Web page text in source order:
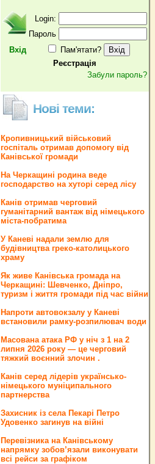
Вхід
Login:
Пароль
Пам'ятати?
Реєстрація
Забули пароль?
Нові теми:
Кропивницький військовий
госпіталь отримав допомогу від
Канівської громади
На Черкащині родина веде
господарство на хуторі серед лісу
Канів отримав черговий
гуманітарний вантаж від німецького
міста-побратима
У Каневі надали землю для
будівництва греко‐католицького
храму
Як живе Канівська громада на
Черкащині: Шевченко, Дніпро,
туризм і життя громади під час війни
Напроти автовокзалу у Каневі
встановили рамку-розпилювач води
Масована атака РФ у ніч з 1 на 2
липня 2026 року — це черговий
тяжкий воєнний злочин .
Канів серед лідерів українсько-
німецького муніципального
партнерства
Захисник із села Пекарі Петро
Удовенко загинув на війні
Перевізника на Канівському
напрямку зобов’язали виконувати
всі рейси за графіком